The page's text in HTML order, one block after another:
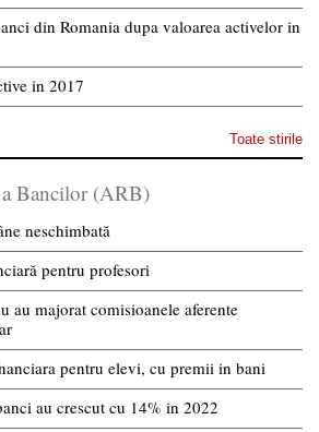
din Romania dupa valoarea activelor in
in 2017
Toate stirile
Bancilor (ARB)
neschimbată
pentru profesori
au majorat comisioanele aferente
pentru elevi, cu premii in bani
au crescut cu 14% in 2022